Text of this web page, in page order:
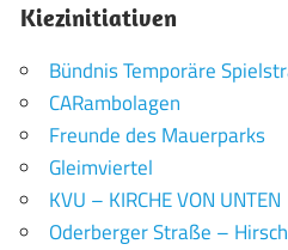
Kiezinitiativen
Bündnis Temporäre
CARambolagen
Freunde des Mauerparks
Gleimviertel
KVU – KIRCHE VON UNTEN
Oderberger Straße –